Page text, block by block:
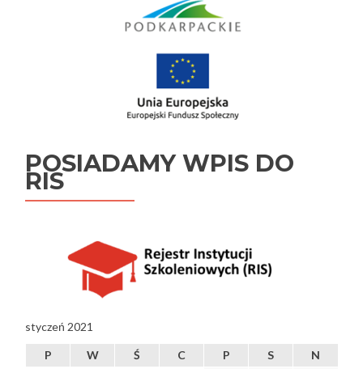
POSIADAMY WPIS DO
RIS
styczeń 2021
P W Ś C P S
N